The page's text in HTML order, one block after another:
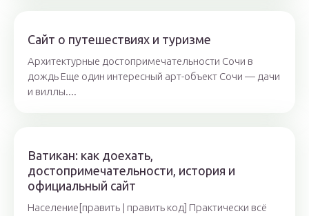
Сайт о путешествиях и туризме
Архитектурные достопримечательности Сочи в
дождь Еще один интересный арт-объект Сочи — дачи
и виллы....
Ватикан: как доехать,
достопримечательности, история и
официальный сайт
Население[править | править код] Практически всё